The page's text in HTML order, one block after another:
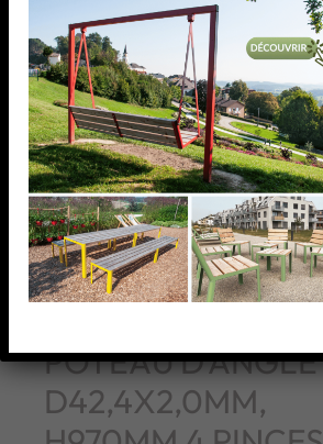
POTEAU D’ANGLE
D42,4X2,0MM,